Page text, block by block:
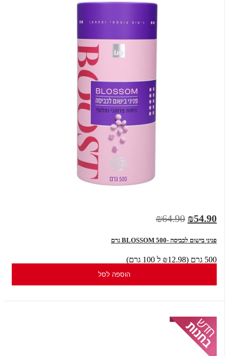
₪54.90
₪64.90
פניני בישום לכביסה -BLOSSOM 500 גרם
500 גרם (₪12.98 ל 100 גרם)
הוספה לסל